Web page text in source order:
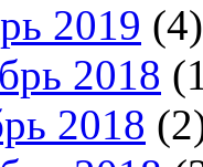
2019 (4)
2018
2018